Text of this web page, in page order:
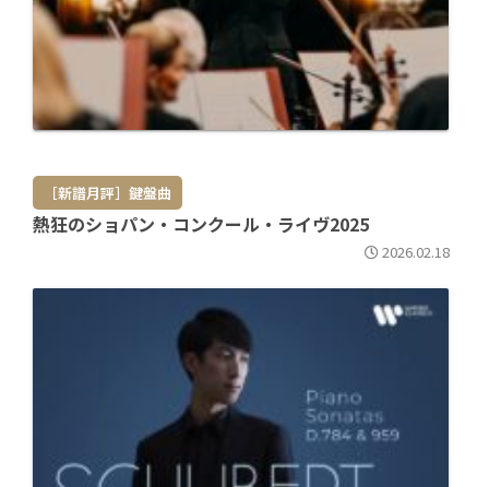
［新譜月評］鍵盤曲
熱狂のショパン・コンクール・ライヴ2025
2026.02.18